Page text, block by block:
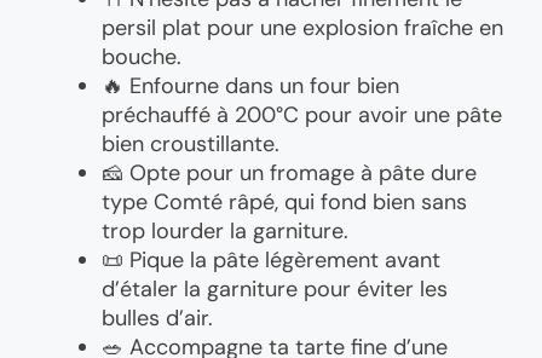
persil plat pour une explosion fraîche en
bouche.
🔥 Enfourne dans un four bien
préchauffé à 200°C pour avoir une pâte
bien croustillante.
🧀 Opte pour un fromage à pâte dure
type Comté râpé, qui fond bien sans
trop lourder la garniture.
📜 Pique la pâte légèrement avant
d’étaler la garniture pour éviter les
bulles d’air.
🥗 Accompagne ta tarte fine d’une